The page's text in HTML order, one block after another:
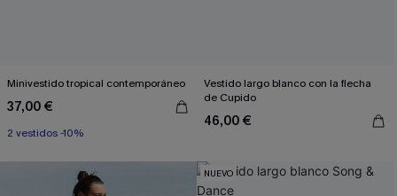
Minivestido tropical contemporáneo
37,00 €
2 vestidos -10%
Vestido largo blanco con la flecha
de Cupido
46,00 €
NUEVO